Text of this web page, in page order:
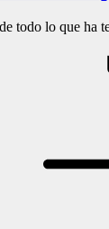
todo lo que ha